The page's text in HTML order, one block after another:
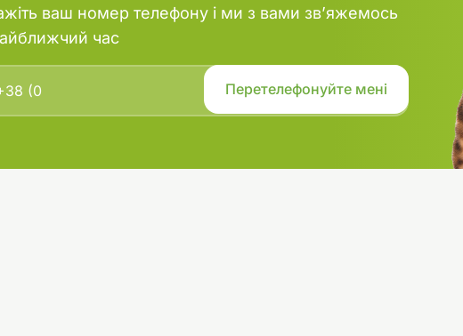
ваш номер телефону і ми з вами зв’яжемось
час